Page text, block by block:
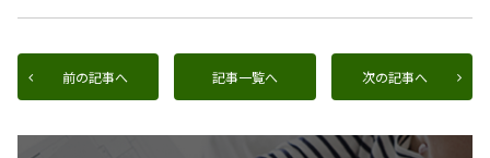
前の記事へ 記事一覧へ 次の記事へ